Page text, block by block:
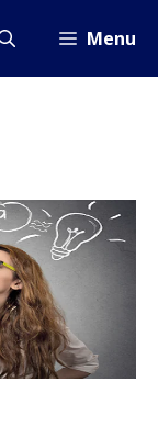
Menu